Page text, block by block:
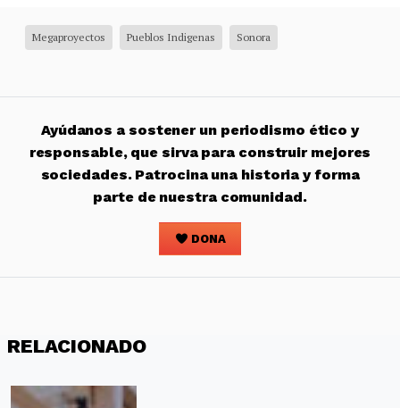
Megaproyectos Pueblos Indigenas Sonora
Ayúdanos a sostener un periodismo ético y
responsable, que sirva para construir mejores
sociedades. Patrocina una historia y forma
parte de nuestra comunidad.
DONA
RELACIONADO